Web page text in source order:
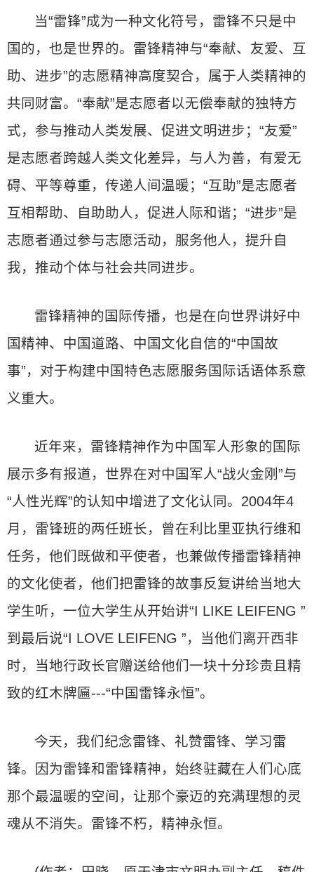
当“雷锋”成为一种文化符号，雷锋不只是中
国的，也是世界的。雷锋精神与“奉献、友爱、互
助、进步”的志愿精神高度契合，属于人类精神的
共同财富。“奉献”是志愿者以无偿奉献的独特方
式，参与推动人类发展、促进文明进步；“友爱”
是志愿者跨越人类文化差异，与人为善，有爱无
碍、平等尊重，传递人间温暖；“互助”是志愿者
互相帮助、自助助人，促进人际和谐；“进步”是
志愿者通过参与志愿活动，服务他人，提升自
我，推动个体与社会共同进步。
雷锋精神的国际传播，也是在向世界讲好中
国精神、中国道路、中国文化自信的“中国故
事”，对于构建中国特色志愿服务国际话语体系意
义重大。
近年来，雷锋精神作为中国军人形象的国际
展示多有报道，世界在对中国军人“战火金刚”与
“人性光辉”的认知中增进了文化认同。2004年4
月，雷锋班的两任班长，曾在利比里亚执行维和
任务，他们既做和平使者，也兼做传播雷锋精神
的文化使者，他们把雷锋的故事反复讲给当地大
学生听，一位大学生从开始讲“I LIKE LEIFENG ”
到最后说“I LOVE LEIFENG ”，当他们离开西非
时，当地行政长官赠送给他们一块十分珍贵且精
致的红木牌匾---“中国雷锋永恒”。
今天，我们纪念雷锋、礼赞雷锋、学习雷
锋。因为雷锋和雷锋精神，始终驻藏在人们心底
那个最温暖的空间，让那个豪迈的充满理想的灵
魂从不消失。雷锋不朽，精神永恒。